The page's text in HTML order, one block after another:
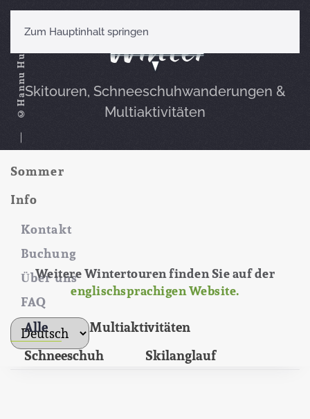
Zum Hauptinhalt springen
Startseite
Winter
Sommer
Info
Kontakt
Buchung
Über uns
FAQ
kielet
Winter
Skitouren, Schneeschuhwanderungen &
Multiaktivitäten
©Hannu Huttu
Unsere Wintertouren
Weitere Wintertouren finden Sie auf der
englischsprachigen Website.
Alle
Multiaktivitäten
Schneeschuh
Skilanglauf